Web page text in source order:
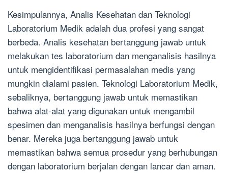
Kesimpulannya, Analis Kesehatan dan Teknologi
Laboratorium Medik adalah dua profesi yang sangat
berbeda. Analis kesehatan bertanggung jawab untuk
melakukan tes laboratorium dan menganalisis hasilnya
untuk mengidentifikasi permasalahan medis yang
mungkin dialami pasien. Teknologi Laboratorium Medik,
sebaliknya, bertanggung jawab untuk memastikan
bahwa alat-alat yang digunakan untuk mengambil
spesimen dan menganalisis hasilnya berfungsi dengan
benar. Mereka juga bertanggung jawab untuk
memastikan bahwa semua prosedur yang berhubungan
dengan laboratorium berjalan dengan lancar dan aman.